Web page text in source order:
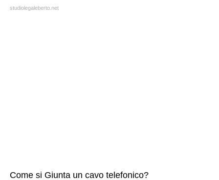
studiolegaleberto.net
Come si Giunta un cavo telefonico?